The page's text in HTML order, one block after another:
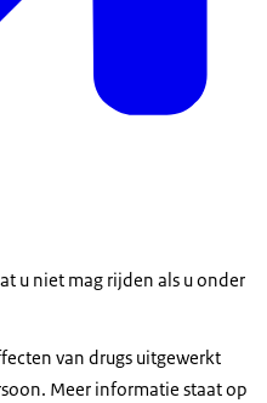
u niet mag rijden als u onder
van drugs uitgewerkt
Meer informatie staat op